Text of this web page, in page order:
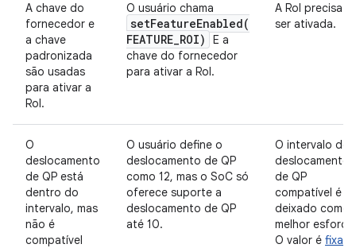
A chave do
fornecedor e
a chave
padronizada
são usadas
para ativar a
RoI.
O usuário chama
setFeatureEnabled(
FEATURE_ROI)
E a
chave do fornecedor
para ativar a RoI.
A RoI precisa
ser ativada.
O
deslocamento
de QP está
dentro do
intervalo, mas
não é
compatível
O usuário define o
deslocamento de QP
como 12, mas o SoC só
oferece suporte a
deslocamento de QP
até 10.
O intervalo de
deslocamento
de QP
compatível é
deixado como
melhor
O valor é